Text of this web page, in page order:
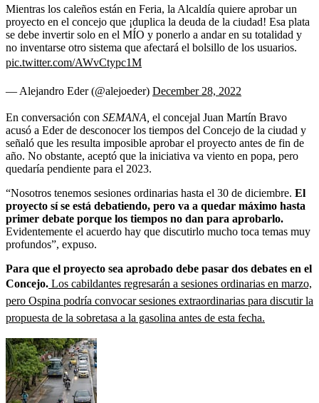
Mientras los caleños están en Feria, la Alcaldía quiere aprobar un
proyecto en el concejo que ¡duplica la deuda de la ciudad! Esa plata
se debe invertir solo en el MÍO y ponerlo a andar en su totalidad y
no inventarse otro sistema que afectará el bolsillo de los usuarios.
pic.twitter.com/AWvCtypc1M
— Alejandro Eder (@alejoeder) December 28, 2022
En conversación con SEMANA, el concejal Juan Martín Bravo
acusó a Eder de desconocer los tiempos del Concejo de la ciudad y
señaló que les resulta imposible aprobar el proyecto antes de fin de
año. No obstante, aceptó que la iniciativa va viento en popa, pero
quedaría pendiente para el 2023.
“Nosotros tenemos sesiones ordinarias hasta el 30 de diciembre. El
proyecto sí se está debatiendo, pero va a quedar máximo hasta
primer debate porque los tiempos no dan para aprobarlo.
Evidentemente el acuerdo hay que discutirlo mucho toca temas muy
profundos”, expuso.
Para que el proyecto sea aprobado debe pasar dos debates en el
Concejo. Los cabildantes regresarán a sesiones ordinarias en marzo,
pero Ospina podría convocar sesiones extraordinarias para discutir la
propuesta de la sobretasa a la gasolina antes de esta fecha.